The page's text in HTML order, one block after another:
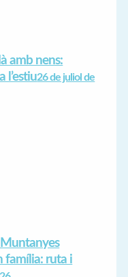
amb nens:
l’estiu26 de juliol de
família: ruta i